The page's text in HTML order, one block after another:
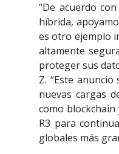
“De acuerdo
híbrida,
es otro ejemplo
altamente
proteger sus
Z. “Este
nuevas cargas
como
R3 para
globales más